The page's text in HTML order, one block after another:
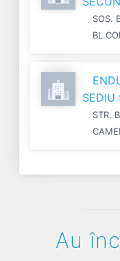
SOS.
SEDIU
STR.
Au